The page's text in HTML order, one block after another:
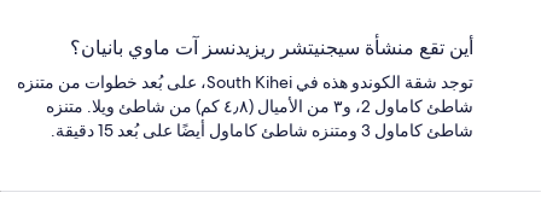
أين تقع منشأة سيجنيتشر ريزيدنسز آت ماوي بانيان؟
توجد شقة الكوندو هذه في South Kihei، على بُعد خطوات من متنزه
شاطئ كاماول 2، و٣ من الأميال (٤٫٨ كم) من شاطئ ويلا. متنزه
شاطئ كاماول 3 ومتنزه شاطئ كاماول أيضًا على بُعد 15 دقيقة.